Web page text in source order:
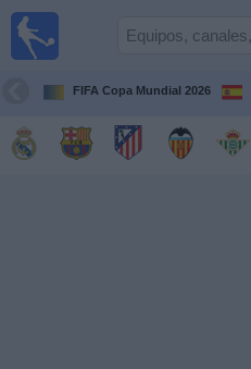
FIFA Copa Mundial 2026
Guía de
Televisados